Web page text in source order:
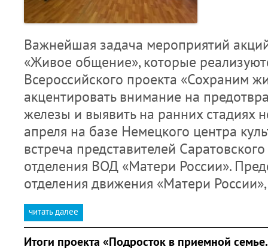
Важнейшая задача мероприятий
«Живое общение», которые
Всероссийского проекта «Сохраним
акцентировать внимание на
железы и выявить на ранних стадиях
апреля на базе Немецкого центра
встреча представителей
отделения ВОД «Матери России».
отделения движения «Матери
читать далее
Итоги проекта «Подросток в приемной